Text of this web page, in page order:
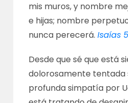
mis muros, y nombre
e hijas; nombre
nunca perecerá.Isaías
Desde que sé que está
dolorosamente tentada
profunda simpatía por